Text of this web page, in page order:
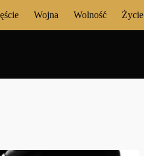
Wojna Wolność Życie